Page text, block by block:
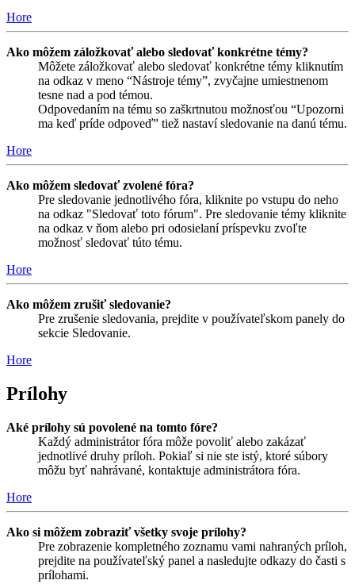
Hore
Ako môžem záložkovať alebo sledovať konkrétne témy?
Môžete záložkovať alebo sledovať konkrétne témy kliknutím
na odkaz v meno “Nástroje témy”, zvyčajne umiestnenom
tesne nad a pod témou.
Odpovedaním na tému so zaškrtnutou možnosťou “Upozorni
ma keď príde odpoveď” tiež nastaví sledovanie na danú tému.
Hore
Ako môžem sledovať zvolené fóra?
Pre sledovanie jednotlivého fóra, kliknite po vstupu do neho
na odkaz "Sledovať toto fórum". Pre sledovanie témy kliknite
na odkaz v ňom alebo pri odosielaní príspevku zvoľte
možnosť sledovať túto tému.
Hore
Ako môžem zrušiť sledovanie?
Pre zrušenie sledovania, prejdite v používateľskom panely do
sekcie Sledovanie.
Hore
Prílohy
Aké prílohy sú povolené na tomto fóre?
Každý administrátor fóra môže povoliť alebo zakázať
jednotlivé druhy príloh. Pokiaľ si nie ste istý, ktoré súbory
môžu byť nahrávané, kontaktuje administrátora fóra.
Hore
Ako si môžem zobraziť všetky svoje prílohy?
Pre zobrazenie kompletného zoznamu vami nahraných príloh,
prejdite na používateľský panel a nasledujte odkazy do časti s
prílohami.